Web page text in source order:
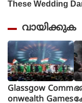
വായിക്കുക
Glassgow Comm
onwealth Games